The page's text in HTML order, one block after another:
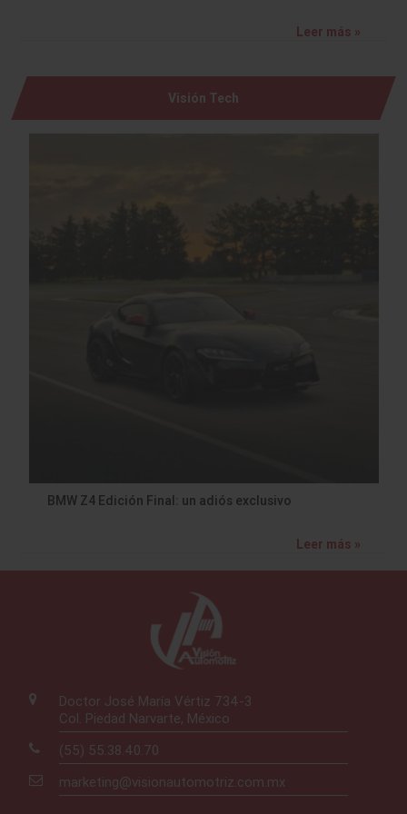
Leer más »
Visión Tech
BMW Z4 Edición Final: un adiós exclusivo
Leer más »
Doctor José María Vértiz 734-3
Col. Piedad Narvarte, México
(55) 55.38.40.70
marketing@visionautomotriz.com.mx